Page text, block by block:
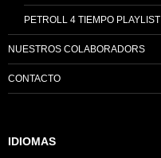
PETROLL 4 TIEMPO PLAYLIST
NUESTROS COLABORADORS
CONTACTO
IDIOMAS